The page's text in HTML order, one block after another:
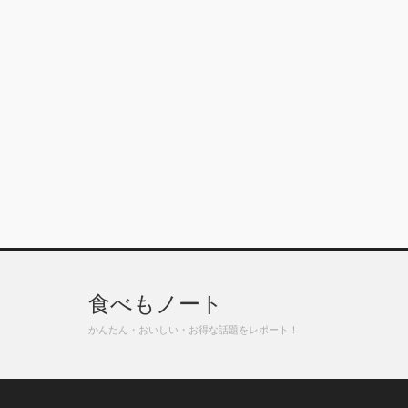
食べもノート
かんたん・おいしい・お得な話題をレポート！